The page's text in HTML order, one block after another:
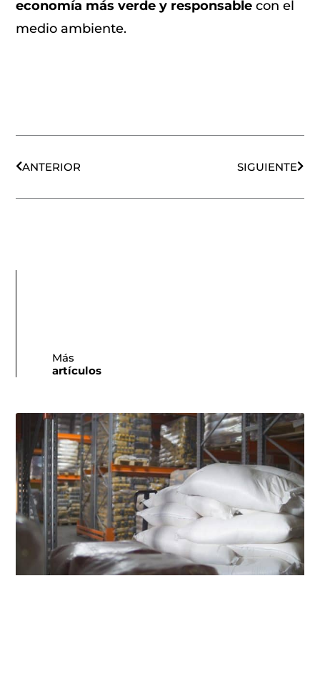
economía más verde y responsable con el
medio ambiente.
ANTERIOR
SIGUIENTE
Más
artículos